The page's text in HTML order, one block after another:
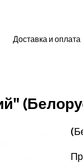
Доставка и оплата